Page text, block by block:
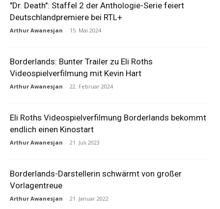
"Dr. Death": Staffel 2 der Anthologie-Serie feiert
Deutschlandpremiere bei RTL+
Arthur Awanesjan - 15. Mai 2024
Borderlands: Bunter Trailer zu Eli Roths
Videospielverfilmung mit Kevin Hart
Arthur Awanesjan - 22. Februar 2024
Eli Roths Videospielverfilmung Borderlands bekommt
endlich einen Kinostart
Arthur Awanesjan - 21. Juli 2023
Borderlands-Darstellerin schwärmt von großer
Vorlagentreue
Arthur Awanesjan - 21. Januar 2022